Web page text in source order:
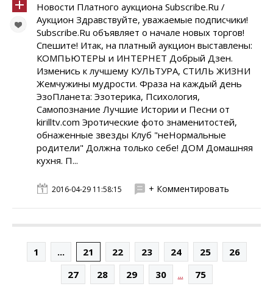
Новости Платного аукциона Subscribe.Ru /
Аукцион Здравствуйте, уважаемые подписчики!
Subscribe.Ru объявляет о начале новых торгов!
Спешите! Итак, на платный аукцион выставлены:
КОМПЬЮТЕРЫ и ИНТЕРНЕТ Добрый Дзен.
Изменись к лучшему КУЛЬТУРА, СТИЛЬ ЖИЗНИ
Жемчужины мудрости. Фраза на каждый день
ЭзоПланета: Эзотерика, Психология,
Самопознание Лучшие Истории и Песни от
kirilltv.com Эротические фото знаменитостей,
обнаженные звезды Клуб "неНормальные
родители" Должна только себе! ДОМ Домашняя
кухня. П...
2016-04-29 11:58:15 + Комментировать
1 ... 21 22 23 24 25
26
27
28 29 30 ... 75